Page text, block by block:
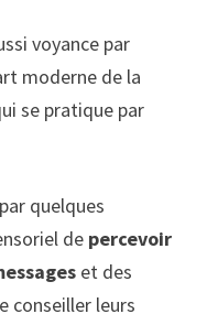
voyance par
moderne de la
se pratique par
quelques
de percevoir
et des
conseiller leurs